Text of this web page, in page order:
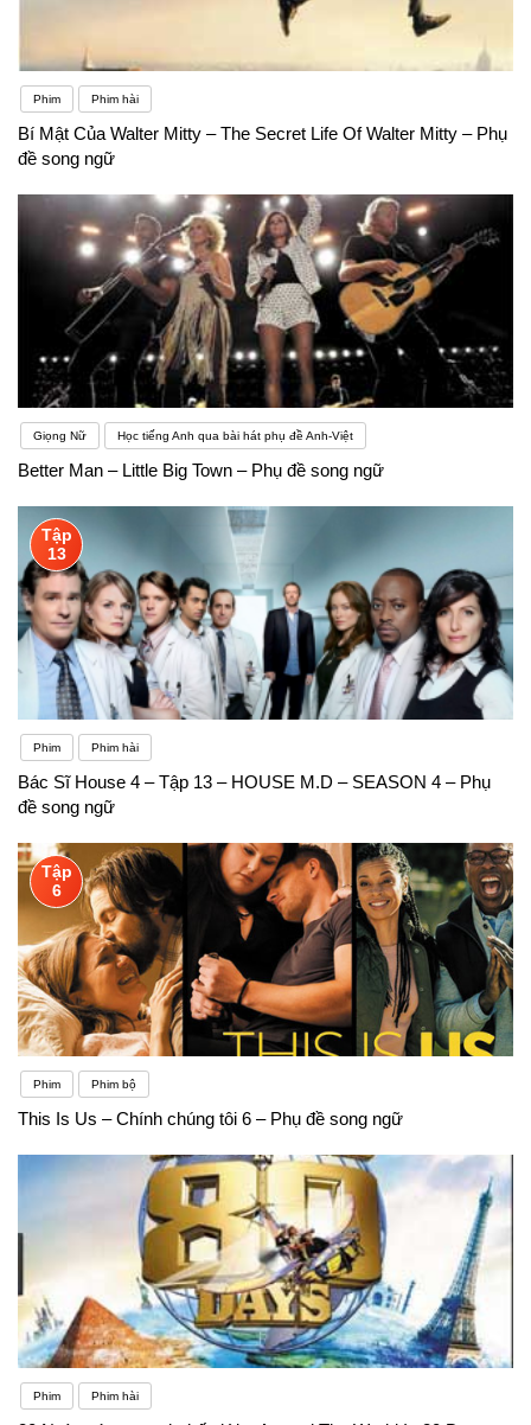
Phim Phim hài
Bí Mật Của Walter Mitty – The Secret Life Of Walter Mitty – Phụ
đề song ngữ
Giọng Nữ Học tiếng Anh qua bài hát phụ đề Anh-Việt
Better Man – Little Big Town – Phụ đề song ngữ
Tập
13
Phim Phim hài
Bác Sĩ House 4 – Tập 13 – HOUSE M.D – SEASON 4 – Phụ
đề song ngữ
Tập
6
Phim Phim bộ
This Is Us – Chính chúng tôi 6 – Phụ đề song ngữ
Phim Phim hài